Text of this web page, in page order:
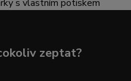
s vlastním potiskem
zeptat?